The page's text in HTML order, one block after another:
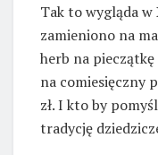
Tak to wygląda
zamieniono na
herb na
na comiesięczny
zł. I kto by
tradycję